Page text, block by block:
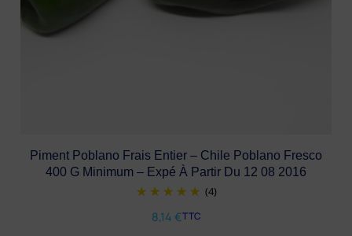
Piment Poblano Frais Entier – Chile Poblano Fresco
400 G Minimum – Expé À Partir Du 12 08 2016
(4)
8,14 €TTC